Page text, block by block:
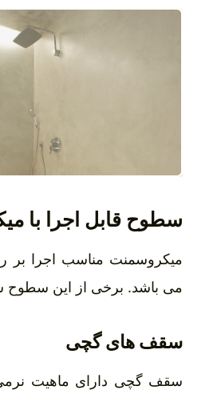
سطوح قابل اجرا با
میکروسمنت مناسب اجرا بر
می باشد. برخی از این سطوح
سقف های گچی
سقف گچی دارای ماهیت